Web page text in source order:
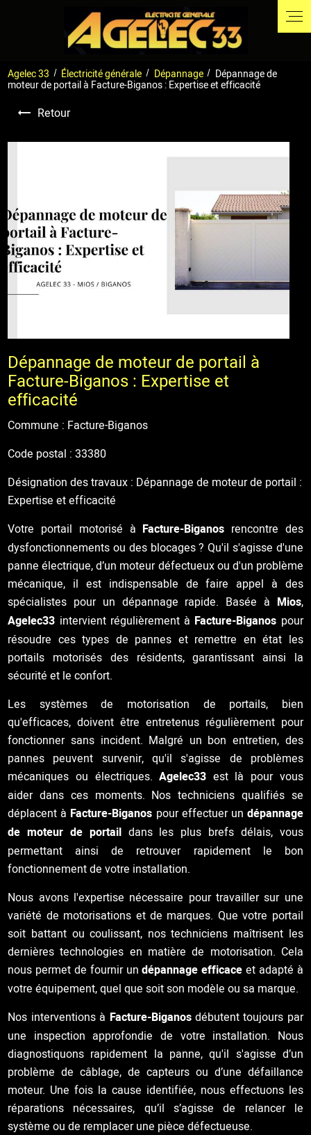
Agelec 33 Électricité générale Dépannage
Dépannage de
moteur de portail à Facture-Biganos : Expertise et efficacité
Retour
Dépannage de moteur de portail à
Facture-Biganos : Expertise et
efficacité
Commune : Facture-Biganos
Code postal : 33380
Désignation des travaux : Dépannage de moteur de portail :
Expertise et efficacité
Votre portail motorisé à Facture-Biganos rencontre des
dysfonctionnements ou des blocages ? Qu'il s'agisse d'une
panne électrique, d’un moteur défectueux ou d'un problème
mécanique, il est indispensable de faire appel à des
spécialistes pour un dépannage rapide. Basée à Mios,
Agelec33 intervient régulièrement à Facture-Biganos pour
résoudre ces types de pannes et remettre en état les
portails motorisés des résidents, garantissant ainsi la
sécurité et le confort.
Les systèmes de motorisation de portails, bien
qu'efficaces, doivent être entretenus régulièrement pour
fonctionner sans incident. Malgré un bon entretien, des
pannes peuvent survenir, qu'il s'agisse de problèmes
mécaniques ou électriques.Agelec33 est là pour vous
aider dans ces moments. Nos techniciens qualifiés se
déplacent à Facture-Biganos pour effectuer un dépannage
de moteur de portaildans les plus brefs délais, vous
permettant ainsi de retrouver rapidement le bon
fonctionnement de votre installation.
Nous avons l'expertise nécessaire pour travailler sur une
variété de motorisations et de marques. Que votre portail
soit battant ou coulissant, nos techniciens maîtrisent les
dernières technologies en matière de motorisation. Cela
nous permet de fournir undépannage efficace et adapté à
votre équipement, quel que soit son modèle ou sa marque.
Nos interventions à Facture-Biganosdébutent toujours par
une inspection approfondie de votre installation. Nous
diagnostiquons rapidement la panne, qu'il s'agisse d’un
problème de câblage, de capteurs ou d’une défaillance
moteur. Une fois la cause identifiée, nous effectuons les
réparations nécessaires, qu’il s’agisse de relancer le
système ou de remplacer une pièce défectueuse.